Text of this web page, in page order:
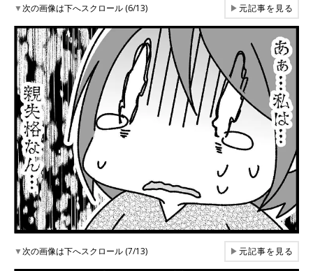
▼次の画像は下へスクロール (6/13) ▶元記事を見る
▼次の画像は下へスクロール (7/13) ▶元記事を見る